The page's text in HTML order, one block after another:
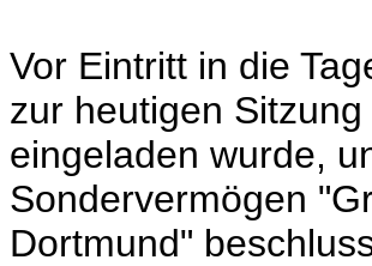
Vor Eintritt in die
zur heutigen
eingeladen wurde,
Sondervermögen
Dortmund"